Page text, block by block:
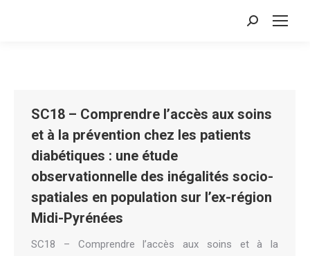
Search:
SC18 – Comprendre l’accès aux soins
et à la prévention chez les patients
diabétiques : une étude
observationnelle des inégalités socio-
spatiales en population sur l’ex-région
Midi-Pyrénées
SC18 – Comprendre l’accès aux soins et à la